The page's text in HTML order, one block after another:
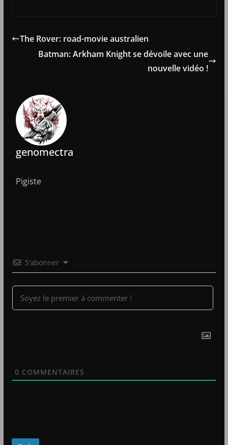
The Rover: road-movie australien
Batman: Arkham Knight se dévoile avec une
nouvelle vidéo !
genomectra
Pigiste
S’abonner
0 COMMENTAIRES